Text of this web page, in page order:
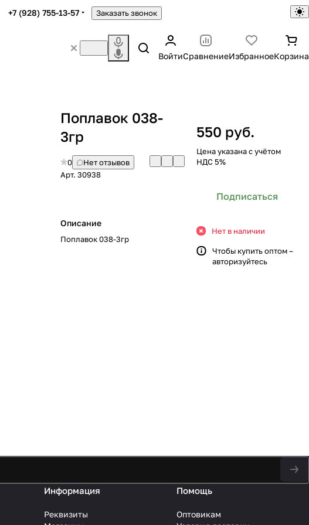
+7 (928) 755-13-57 Заказать звонок
ВойтиСравнениеИзбранноеКорзина
Поплавок 038-
3гр
0
Нет отзывов
Арт. 30938
Описание
Поплавок 038-3гр
550 руб.
Цена указана с учётом
НДС 5%
Подписаться
Нет в наличии
Чтобы купить оптом –
авторизуйтесь
Информация
Реквизиты
Помощь
Оптовикам